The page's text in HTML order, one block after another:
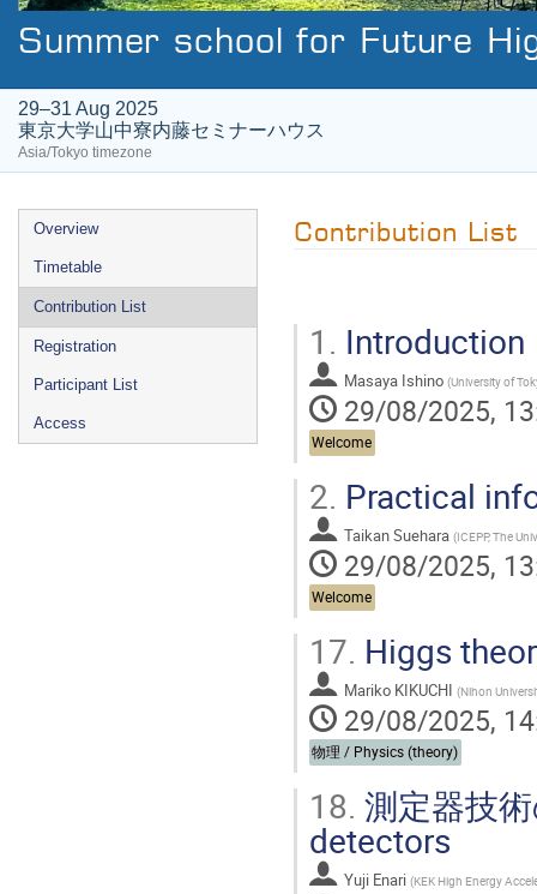
Summer school for Future
29–31 Aug 2025
東京大学山中寮内藤セミナーハウス
Asia/Tokyo timezone
Event
menu
Overview
Timetable
Contribution List
Registration
Participant List
Access
Contribution List
1. Introduction
Masaya Ishino (University of
29/08/2025,
Welcome
2. Practical
Taikan Suehara (ICEPP, The
29/08/2025,
Welcome
17. Higgs
Mariko KIKUCHI (Nihon
29/08/2025,
物理 / Physics (theory)
18. 測定器技
detectors
Yuji Enari (KEK High Energy